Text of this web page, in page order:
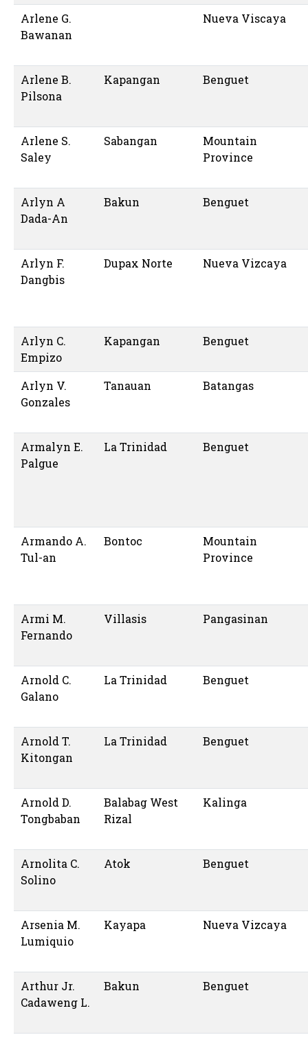
Arlene G.
Bawanan
Nueva Viscaya
Arlene B.
Pilsona
Kapangan Benguet
Arlene S.
Saley
Sabangan
Mountain
Province
Arlyn A
Dada-An
Bakun Benguet
Arlyn F.
Dangbis
Dupax Norte Nueva Vizcaya
Arlyn C.
Empizo
Kapangan Benguet
Arlyn V.
Gonzales
Tanauan Batangas
Armalyn E.
Palgue
La Trinidad Benguet
Armando A.
Tul-an
Bontoc
Mountain
Province
Armi M.
Fernando
Villasis Pangasinan
Arnold C.
Galano
La Trinidad Benguet
Arnold T.
Kitongan
La Trinidad Benguet
Arnold D.
Tongbaban
Balabag West
Rizal
Kalinga
Arnolita C.
Solino
Atok Benguet
Arsenia M.
Lumiquio
Kayapa Nueva Vizcaya
Arthur Jr.
Cadaweng L.
Bakun Benguet